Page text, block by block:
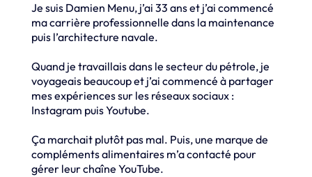
Je suis Damien Menu, j’ai 33 ans et j’ai commencé
ma carrière professionnelle dans la maintenance
puis l’architecture navale.
Quand je travaillais dans le secteur du pétrole, je
voyageais beaucoup et j’ai commencé à partager
mes expériences sur les réseaux sociaux :
Instagram puis Youtube.
Ça marchait plutôt pas mal. Puis, une marque de
compléments alimentaires m’a contacté pour
gérer leur chaîne YouTube.